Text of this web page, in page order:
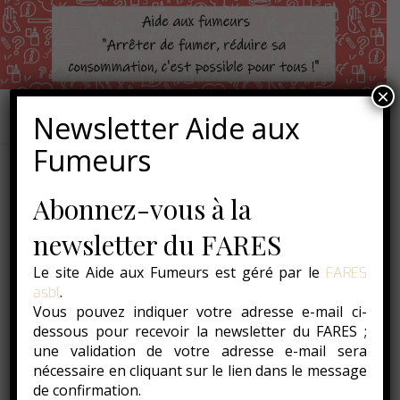
Newsletter Aide aux
Fumeurs
Abonnez-vous à la
newsletter du FARES
Le site Aide aux Fumeurs est géré par le FARES
asbl.
Vous pouvez indiquer votre adresse e-mail ci-
dessous pour recevoir la newsletter du FARES ;
une validation de votre adresse e-mail sera
nécessaire en cliquant sur le lien dans le message
de confirmation.
×